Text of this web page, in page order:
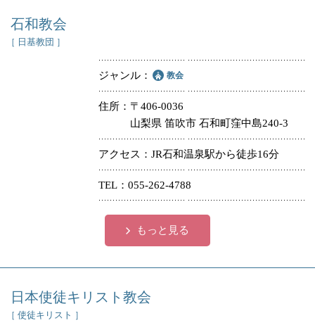
石和教会
［ 日基教団 ］
ジャンル 教会
住所
〒406-0036
山梨県 笛吹市 石和町窪中島240-3
アクセス JR石和温泉駅から徒歩16分
TEL 055-262-4788
もっと見る
日本使徒キリスト教会
［ 使徒キリスト ］